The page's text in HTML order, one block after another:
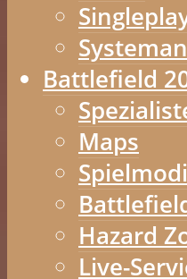
Battlefield
Maps
Spielmodi
Hazard
Live-